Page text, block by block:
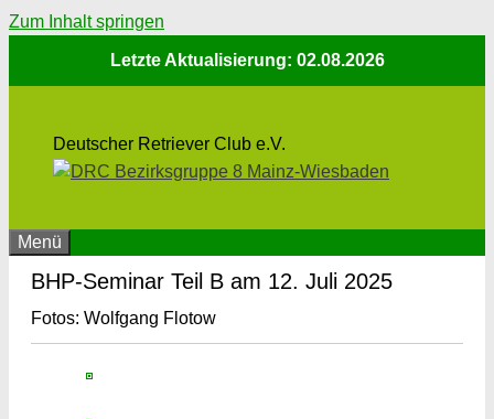
Zum Inhalt springen
Letzte Aktualisierung: 02.08.2026
Deutscher Retriever Club e.V.
Menü
BHP-Seminar Teil B am 12. Juli 2025
Fotos: Wolfgang Flotow